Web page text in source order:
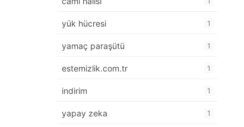
yük hücresi 1
yamaç paraşütü 1
estemizlik.com.tr 1
indirim 1
yapay zeka 1